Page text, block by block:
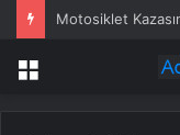
Motosiklet
Menü